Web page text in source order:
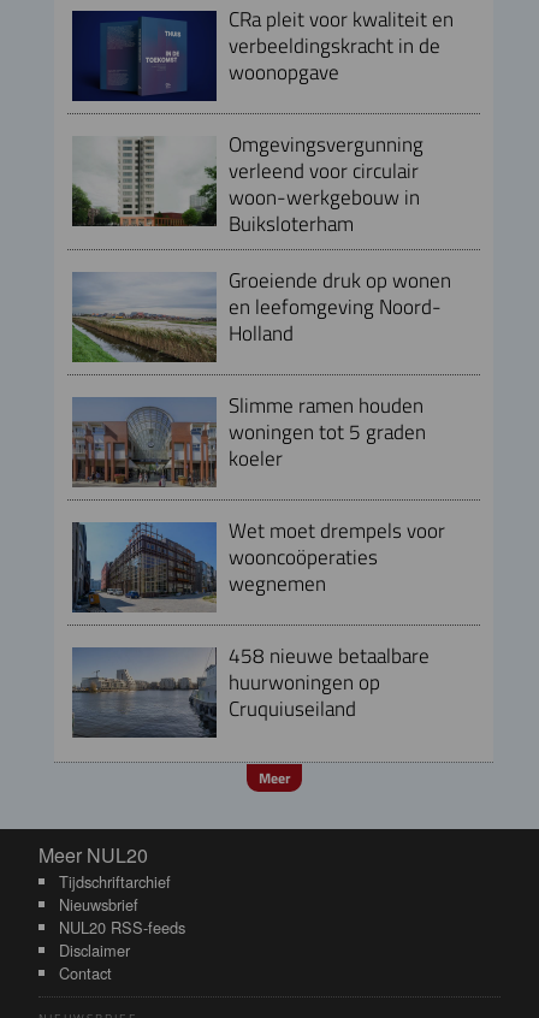
CRa pleit voor kwaliteit en
verbeeldingskracht in de
woonopgave
Omgevingsvergunning
verleend voor circulair
woon-werkgebouw in
Buiksloterham
Groeiende druk op wonen
en leefomgeving Noord-
Holland
Slimme ramen houden
woningen tot 5 graden
koeler
Wet moet drempels voor
wooncoöperaties
wegnemen
458 nieuwe betaalbare
huurwoningen op
Cruquiuseiland
Meer
Meer NUL20
Meer NUL20
Tijdschriftarchief
Nieuwsbrief
NUL20 RSS-feeds
Disclaimer
Contact